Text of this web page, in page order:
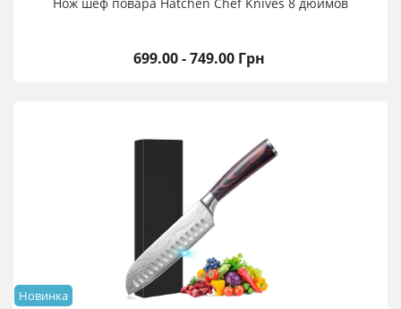
699.00 - 749.00 Грн
Новинка